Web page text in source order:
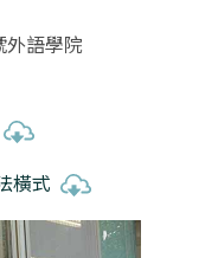
外語學院
橫式